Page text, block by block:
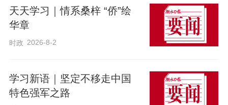
经过激烈角逐，裕华路小学、珍宝街小
学、庆丰街小学分别夺得低年级组、中年
级组和高年级组冠军。
近年来，衡水日报社着眼全市青少年健康
成长、全面发展，不断推出各种活动提升
天天学习｜情系桑梓 “侨”绘
华章
时政 2026-8-2
学习新语｜坚定不移走中国
特色强军之路